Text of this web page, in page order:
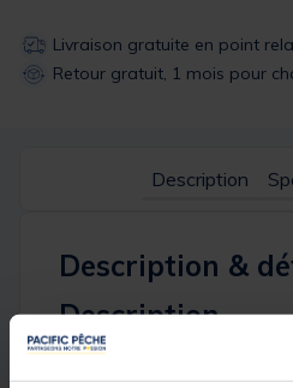
Livraison gratuite en point
Retour gratuit, 1 mois pour
Description
Description &
Description
Mis au point par
1102permet de conserver